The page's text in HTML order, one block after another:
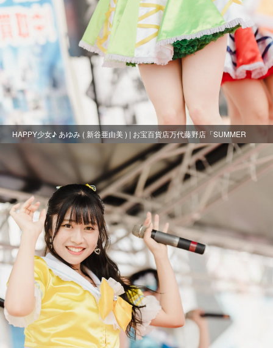
HAPPY少女♪ あゆみ ( 新谷亜由美 ) | お宝百貨店万代藤野店「SUMMER